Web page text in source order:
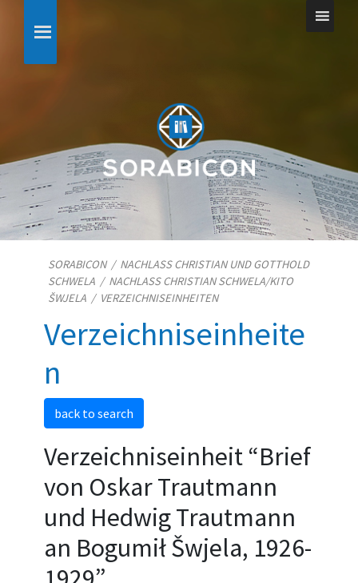
SORABICON/ NACHLASS CHRISTIAN UND GOTTHOLD
SCHWELA / NACHLASS CHRISTIAN SCHWELA/​KITO
ŠWJELA / VERZEICHNISEINHEITEN
Verzeichniseinheite
n
back to search
Verzeichniseinheit “Brief
von Oskar Trautmann
und Hedwig Trautmann
an Bogumił Šwjela, 1926-